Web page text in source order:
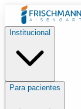
Institucional
Para pacientes